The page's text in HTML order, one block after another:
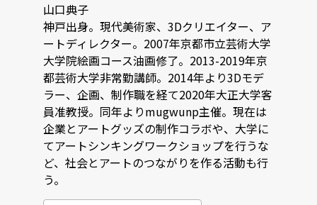
山口典子
神戸出身。現代美術家、3Dクリエイター、ア
ートディレクター。2007年京都市立芸術大学
大学院絵画コース油画修了。2013-2019年京
都芸術大学非常勤講師。2014年より3Dモデ
ラー、企画、制作職を経て2020年大正大学客
員准教授。同年よりmugwunp主催。現在は
企業とアートグッズの制作コラボや、大学に
てアートシンキングワークショップを行うな
ど、社会とアートのつながりを作る活動も行
う。